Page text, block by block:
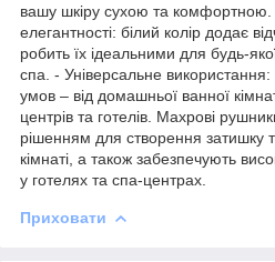
вашу шкіру сухою та комфортною.
елегантності: білий колір додає
робить їх ідеальними для будь-
спа. - Універсальне
умов – від домашньої ванної
центрів та готелів. Махрові
рішенням для створення затишку
кімнаті, а також забезпечують
у готелях та спа-центрах.
Приховати